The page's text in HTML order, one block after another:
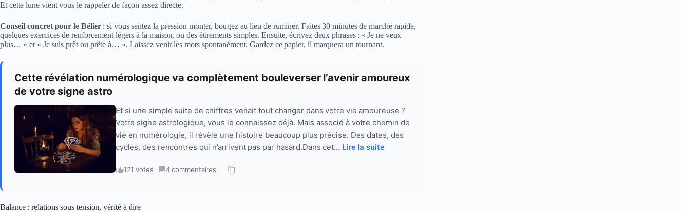
Et cette lune vient vous le rappeler de façon assez directe.
Conseil concret pour le Bélier : si vous sentez la pression monter, bougez au lieu de ruminer. Faites 30 minutes de marche rapide,
quelques exercices de renforcement légers à la maison, ou des étirements simples. Ensuite, écrivez deux phrases : « Je ne veux
plus… » et « Je suis prêt ou prête à… ». Laissez venir les mots spontanément. Gardez ce papier, il marquera un tournant.
Cette révélation numérologique va complètement bouleverser l’avenir amoureux
de votre signe astro
Et si une simple suite de chiffres venait tout changer dans votre vie amoureuse ?
Votre signe astrologique, vous le connaissez déjà. Mais associé à votre chemin de
vie en numérologie, il révèle une histoire beaucoup plus précise. Des dates, des
cycles, des rencontres qui n’arrivent pas par hasard.Dans cet... Lire la suite
121 votes · 4 commentaires ·
Balance : relations sous tension, vérité à dire